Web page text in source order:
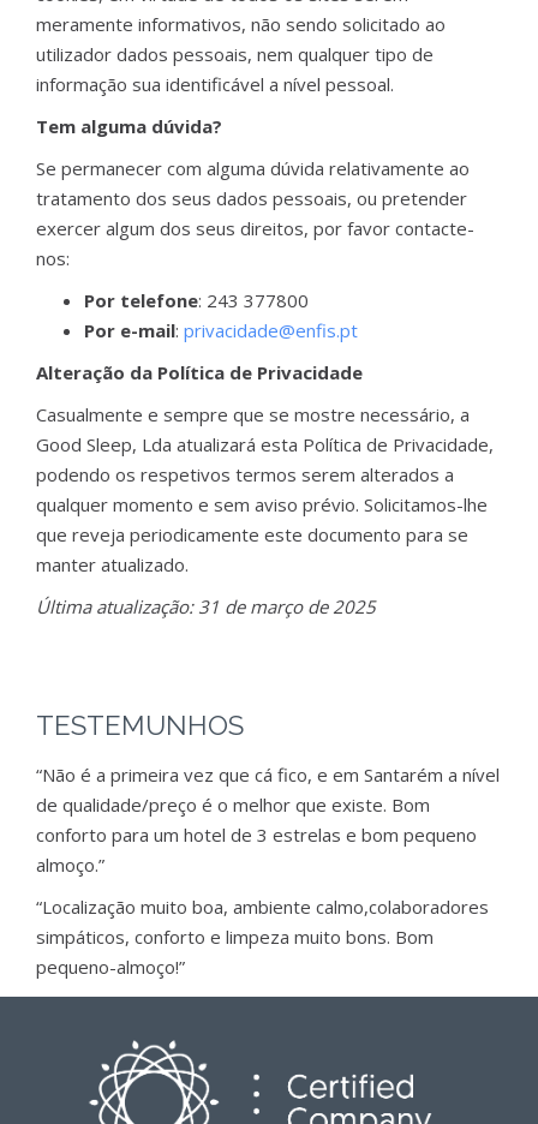
meramente informativos, não sendo solicitado ao
utilizador dados pessoais, nem qualquer tipo de
informação sua identificável a nível pessoal.
Tem alguma dúvida?
Se permanecer com alguma dúvida relativamente ao
tratamento dos seus dados pessoais, ou pretender
exercer algum dos seus direitos, por favor contacte-
nos:
Por telefone: 243 377800
Por e-mail: privacidade@enfis.pt
Alteração da Política de Privacidade
Casualmente e sempre que se mostre necessário, a
Good Sleep, Lda atualizará esta Política de Privacidade,
podendo os respetivos termos serem alterados a
qualquer momento e sem aviso prévio. Solicitamos-lhe
que reveja periodicamente este documento para se
manter atualizado.
Última atualização: 31 de março de 2025
TESTEMUNHOS
“Não é a primeira vez que cá fico, e em Santarém a nível
de qualidade/preço é o melhor que existe. Bom
conforto para um hotel de 3 estrelas e bom pequeno
almoço.”
“Localização muito boa, ambiente calmo,colaboradores
simpáticos, conforto e limpeza muito bons. Bom
pequeno-almoço!”